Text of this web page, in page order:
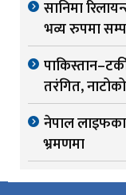
सानिमा
भव्य रुपमा
तरंगित,
नेपाल
भ्रमणमा